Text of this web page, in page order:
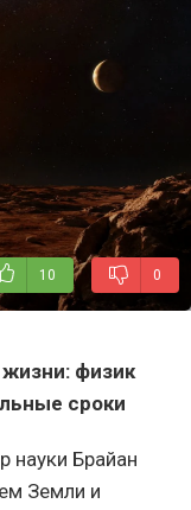
10 0
физик
сроки
науки Брайан
Земли и